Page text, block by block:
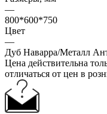
—
800*600*750
Цвет
—
Дуб Наварра/Металл
Цена действительна
отличаться от цен в